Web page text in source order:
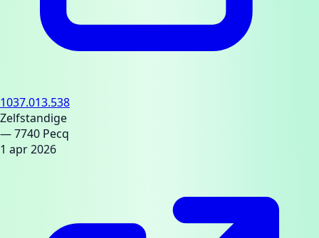
1037.013.538
Zelfstandige
— 7740 Pecq
1 apr 2026